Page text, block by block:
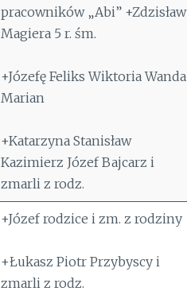
pracowników „Abi” +Zdzisław
Magiera 5 r. śm.
+Józefę Feliks Wiktoria Wanda
Marian
+Katarzyna Stanisław
Kazimierz Józef Bajcarz i
zmarli z rodz.
+Józef rodzice i zm. z rodziny
+Łukasz Piotr Przybyscy i
zmarli z rodz.